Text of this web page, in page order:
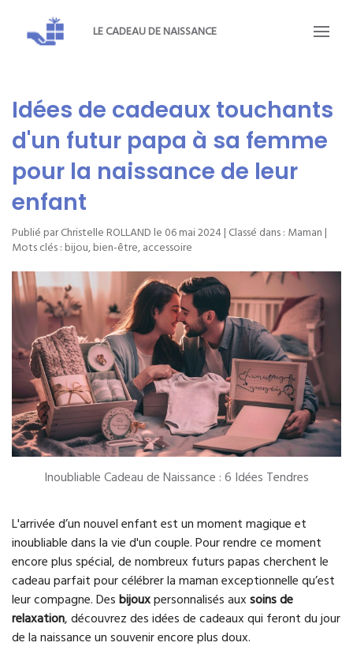
LE CADEAU DE NAISSANCE
Idées de cadeaux touchants
d'un futur papa à sa femme
pour la naissance de leur
enfant
Publié par Christelle ROLLAND le 06 mai 2024| Classé dans : Maman |
Mots clés : bijou,bien-être,accessoire
Inoubliable Cadeau de Naissance : 6 Idées Tendres
L'arrivée d’un nouvel enfant est un moment magique et
inoubliable dans la vie d'un couple. Pour rendre ce moment
encore plus spécial, de nombreux futurs papas cherchent le
cadeau parfait pour célébrer la maman exceptionnelle qu’est
leur compagne. Desbijouxpersonnalisés auxsoins de
relaxation, découvrez des idées de cadeaux qui feront du jour
de la naissance un souvenir encore plus doux.